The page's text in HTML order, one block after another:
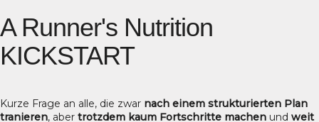
A Runner's Nutrition
KICKSTART
Kurze Frage an alle, die zwar nach einem strukturierten Plan
tranieren, aber trotzdem kaum Fortschritte machen und weit